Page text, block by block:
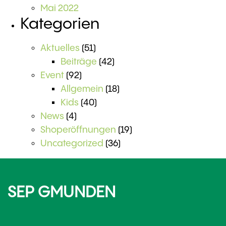
Mai 2022
Kategorien
Aktuelles (51)
Beiträge (42)
Event (92)
Allgemein (18)
Kids (40)
News (4)
Shoperöffnungen (19)
Uncategorized (36)
SEP GMUNDEN